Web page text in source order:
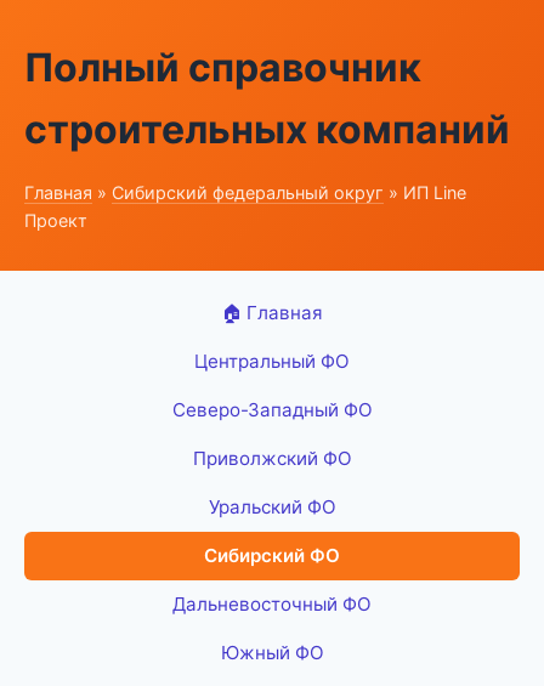
Полный справочник
строительных компаний
Главная » Сибирский федеральный округ » ИП Line
Проект
🏠 Главная
Центральный ФО
Северо-Западный ФО
Приволжский ФО
Уральский ФО
Сибирский ФО
Дальневосточный ФО
Южный ФО